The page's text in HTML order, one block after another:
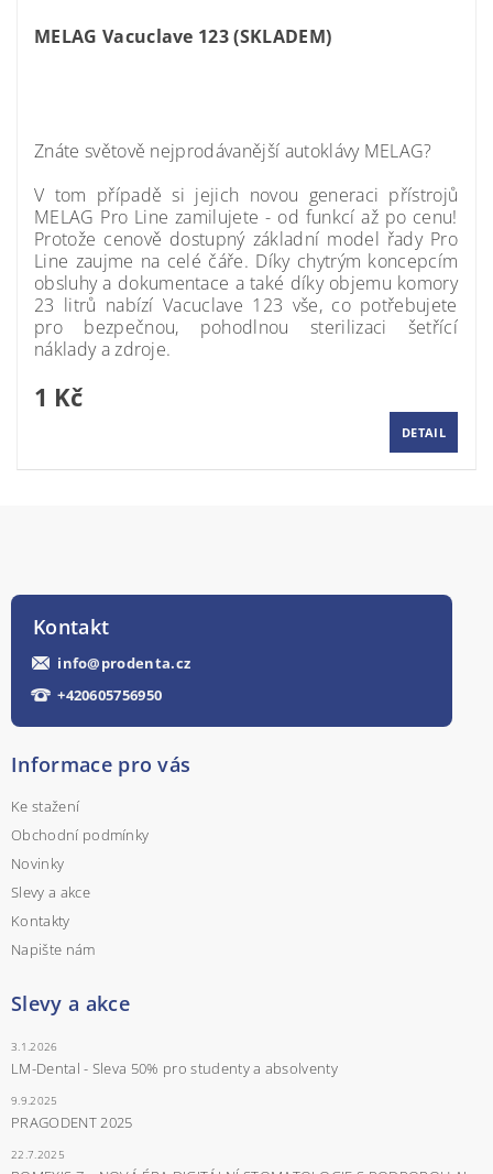
MELAG Vacuclave 123 (SKLADEM)
Znáte světově nejprodávanější autoklávy MELAG?
V tom případě si jejich novou generaci přístrojů
MELAG Pro Line zamilujete - od funkcí až po cenu!
Protože cenově dostupný základní model řady Pro
Line zaujme na celé čáře. Díky chytrým koncepcím
obsluhy a dokumentace a také díky objemu komory
23 litrů nabízí Vacuclave 123 vše, co potřebujete
pro bezpečnou, pohodlnou sterilizaci šetřící
náklady a zdroje.
1 Kč
DETAIL
Kontakt
info@prodenta.cz
+420605756950
Informace pro vás
Ke stažení
Obchodní podmínky
Novinky
Slevy a akce
Kontakty
Napište nám
Slevy a akce
3.1.2026
LM-Dental - Sleva 50% pro studenty a absolventy
9.9.2025
PRAGODENT 2025
22.7.2025